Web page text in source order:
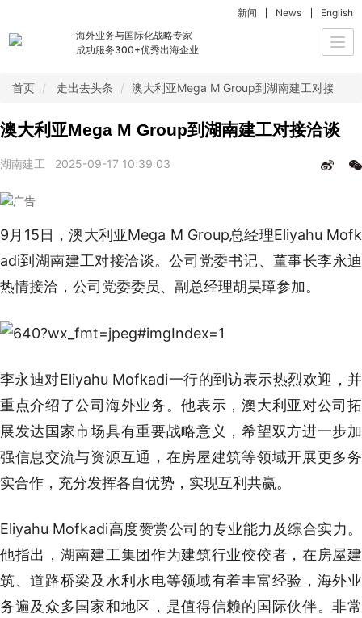
海外业务与国际化战略专家
成功服务300+优秀出海企业
新闻 News English
首页 走出去头条 澳大利亚Mega M Group到湖南建工对接洽谈
澳大利亚Mega M Group到湖南建工对接洽谈
湖南建工 2025-09-17 10:39:03
9月15日，澳大利亚Mega M Group总经理Eliyahu Mofk
adi到湖南建工对接洽谈。公司党委书记、董事长李永迪
热情接洽，公司党委委员、副总经理胡昊璋参加。
李永迪对Eliyahu Mofkadi一行的到访表示热烈欢迎，并
重点介绍了公司海外业务。他表示，澳大利亚对公司拓
展发达国家市场具有重要战略意义，希望双方进一步加
强信息交流与资源互通，在房屋建筑等领域开展更多务
实合作，充分发挥各自优势，实现互利共赢。
Eliyahu Mofkadi高度赞赏公司的专业能力及综合实力。
他指出，湖南建工集团作为建筑行业佼佼者，在房屋建
筑、道路桥梁及水利水电等领域有着丰富经验，海外业
务遍及众多国家和地区，是值得信赖的国际伙伴。非常